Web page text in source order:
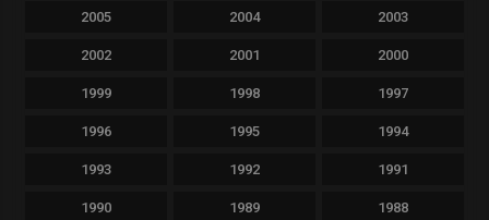
2005 2004 2003
2002 2001 2000
1999 1998 1997
1996 1995 1994
1993 1992 1991
1990 1989 1988